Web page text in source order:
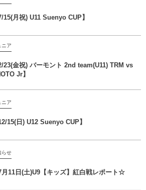
7/15(月祝) U11 Suenyo CUP】
ニア
2/23(金祝) バーモント 2nd team(U11) TRM vs
Jr】
ニア
12/15(日) U12 Suenyo CUP】
らせ
11日(土)U9【キッズ】紅白戦レポート☆